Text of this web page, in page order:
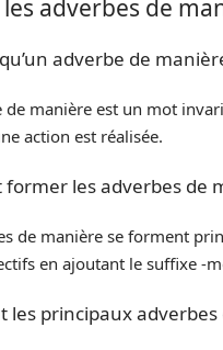
les adverbes de
adverbe de
de manière est un mot
action est réalisée.
les adverbes de
de manière se forment
en ajoutant le suffixe -
les principaux